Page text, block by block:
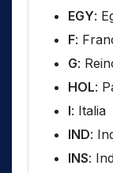
EGY:
F:
G:
HOL:
I: Italia
IND:
INS: